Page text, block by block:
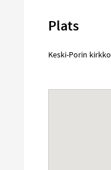
Plats
Keski-Porin kirkko